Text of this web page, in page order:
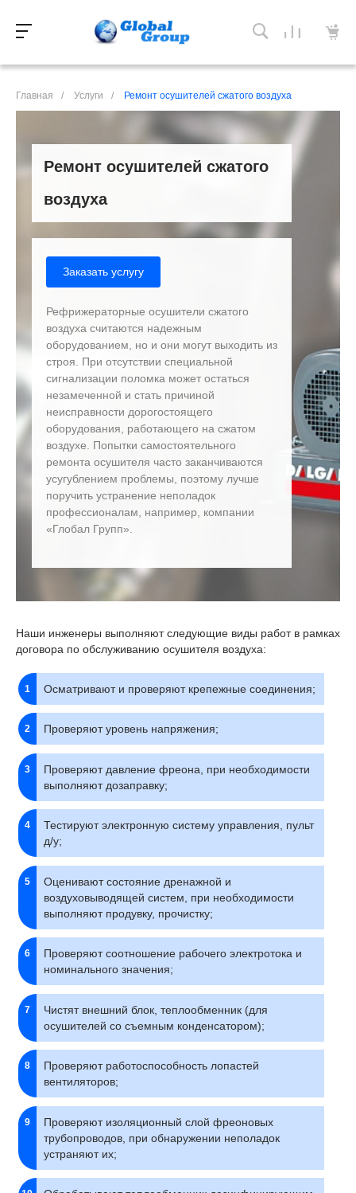
Главная / Услуги / Ремонт осушителей сжатого воздуха
Ремонт осушителей сжатого
воздуха
Заказать услугу
Рефрижераторные осушители сжатого
воздуха считаются надежным
оборудованием, но и они могут выходить из
строя. При отсутствии специальной
сигнализации поломка может остаться
незамеченной и стать причиной
неисправности дорогостоящего
оборудования, работающего на сжатом
воздухе. Попытки самостоятельного
ремонта осушителя часто заканчиваются
усугублением проблемы, поэтому лучше
поручить устранение неполадок
профессионалам, например, компании
«Глобал Групп».
Наши инженеры выполняют следующие виды работ в рамках
договора по обслуживанию осушителя воздуха:
Осматривают и проверяют крепежные соединения;
Проверяют уровень напряжения;
Проверяют давление фреона, при необходимости
выполняют дозаправку;
Тестируют электронную систему управления, пульт
д/у;
Оценивают состояние дренажной и
воздуховыводящей систем, при необходимости
выполняют продувку, прочистку;
Проверяют соотношение рабочего электротока и
номинального значения;
Чистят внешний блок, теплообменник (для
осушителей со съемным конденсатором);
Проверяют работоспособность лопастей
вентиляторов;
Проверяют изоляционный слой фреоновых
трубопроводов, при обнаружении неполадок
устраняют их;